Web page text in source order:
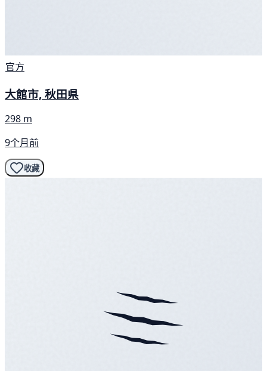
官方
大館市, 秋田県
298 m
9个月前
收藏